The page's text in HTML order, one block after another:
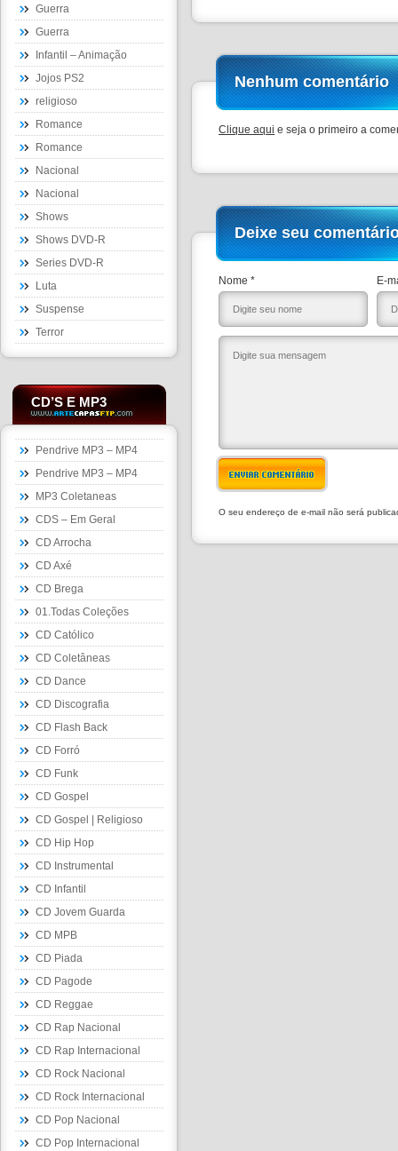
Guerra
Guerra
Infantil – Animação
Jojos PS2
religioso
Romance
Romance
Nacional
Nacional
Shows
Shows DVD-R
Series DVD-R
Luta
Suspense
Terror
CD’S E MP3
Pendrive MP3 – MP4
Pendrive MP3 – MP4
MP3 Coletaneas
CDS – Em Geral
CD Arrocha
CD Axé
CD Brega
01.Todas Coleções
CD Católico
CD Coletâneas
CD Dance
CD Discografia
CD Flash Back
CD Forró
CD Funk
CD Gospel
CD Gospel | Religioso
CD Hip Hop
CD Instrumental
CD Infantil
CD Jovem Guarda
CD MPB
CD Piada
CD Pagode
CD Reggae
CD Rap Nacional
CD Rap Internacional
CD Rock Nacional
CD Rock Internacional
CD Pop Nacional
CD Pop Internacional
Nenhum comentário
Clique aqui e seja o primeiro a
Deixe seu
Nome * E-
ENVIAR COMENTÁRIO
O seu endereço de e-mail não será